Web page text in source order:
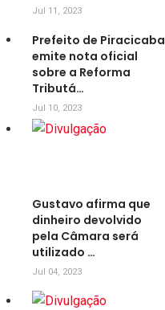
Jul 11, 2023
Prefeito de Piracicaba
emite nota oficial
sobre a Reforma
Tributá…
Jul 10, 2023
Gustavo afirma que
dinheiro devolvido
pela Câmara será
utilizado …
Jul 04, 2023